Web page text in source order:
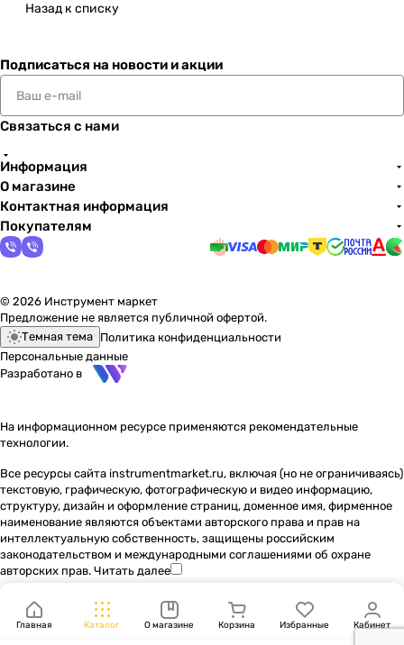
Назад к списку
Подписаться на новости и акции
Связаться с нами
Информация
О магазине
Контактная информация
Покупателям
© 2026 Инструмент маркет
Предложение не является публичной офертой.
Темная тема Политика конфиденциальности
Персональные данные
Разработано в
На информационном ресурсе применяются рекомендательные
технологии.
Все ресурсы сайта instrumentmarket.ru, включая (но не ограничиваясь)
текстовую, графическую, фотографическую и видео информацию,
структуру, дизайн и оформление страниц, доменное имя, фирменное
наименование являются объектами авторского права и прав на
интеллектуальную собственность, защищены российским
законодательством и международными соглашениями об охране
авторских прав. Читать далее
Главная Каталог О магазине Корзина Избранные Кабинет